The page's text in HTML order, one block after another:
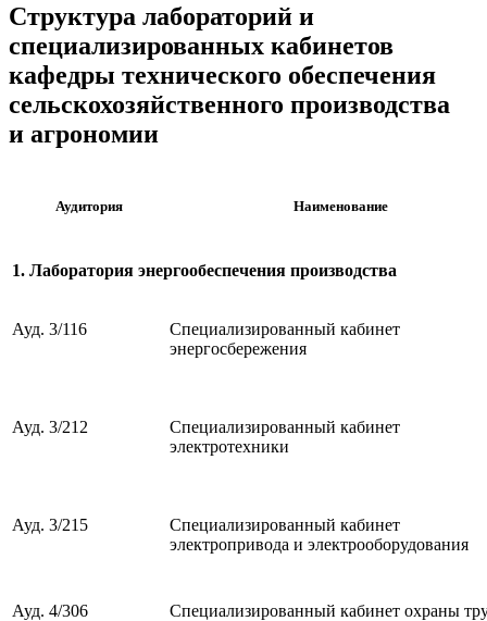
Структура лабораторий и
специализированных кабинетов
кафедры технического обеспечения
сельскохозяйственного производства
и агрономии
Аудитория Наименование
1. Лаборатория энергообеспечения производства
Ауд. 3/116 Специализированный кабинет
энергосбережения
Ауд. 3/212
Специализированный кабинет
электротехники
Ауд. 3/215
Специализированный кабинет
электропривода и электрооборудования
Ауд. 4/306 Специализированный кабинет охраны